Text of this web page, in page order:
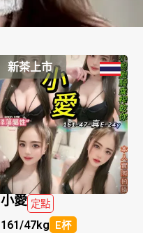
新茶上市
小愛 定點
161/47kg E杯